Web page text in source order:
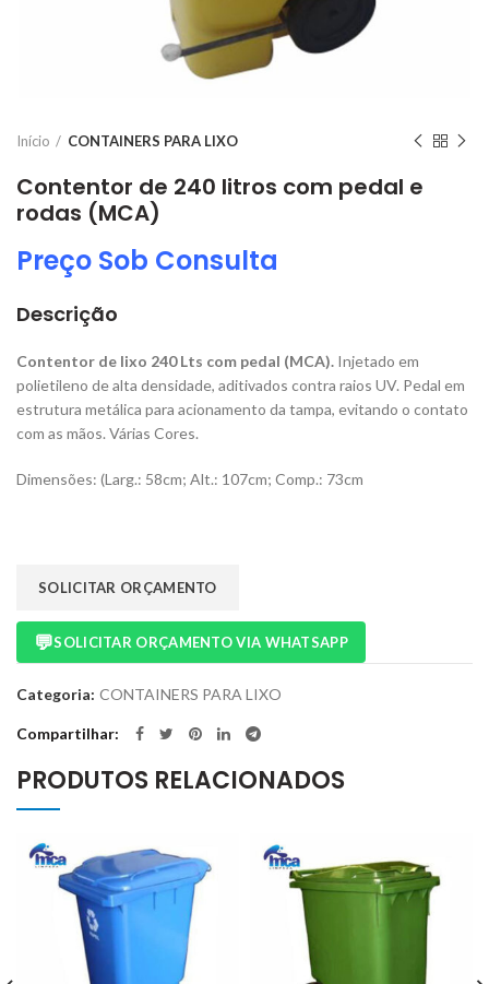
Início CONTAINERS PARA LIXO
Contentor de 240 litros com pedal e
rodas (MCA)
Preço Sob Consulta
Descrição
Contentor de lixo 240 Lts com pedal (MCA). Injetado em
polietileno de alta densidade, aditivados contra raios UV. Pedal em
estrutura metálica para acionamento da tampa, evitando o contato
com as mãos. Várias Cores.
Dimensões: (Larg.: 58cm; Alt.: 107cm; Comp.: 73cm
SOLICITAR ORÇAMENTO
💬SOLICITAR ORÇAMENTO VIA WHATSAPP
Categoria: CONTAINERS PARA LIXO
Compartilhar
PRODUTOS RELACIONADOS